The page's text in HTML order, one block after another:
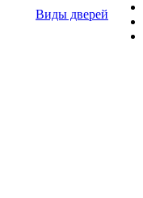
Виды дверей